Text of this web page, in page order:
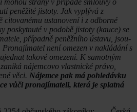
mohou strany v případě smlouvy o
peněžité jistoty. Jak vyplývá z
citovanému ustanovení i z odborné
poskytnuté v podobě jistoty (kauce) se
případně peněžního ústavu, jsou-
není omezen v nakládání s
takové omezení. K samotným
nájemcovo vlastnické právo,
věci. Nájemce pak má pohledávku
vůči pronajímateli, která je splatná